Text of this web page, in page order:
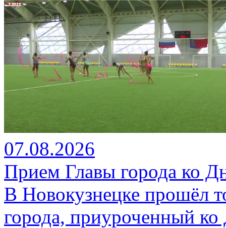
07.08.2026
Прием Главы города ко
В Новокузнецке прошёл
города, приуроченный